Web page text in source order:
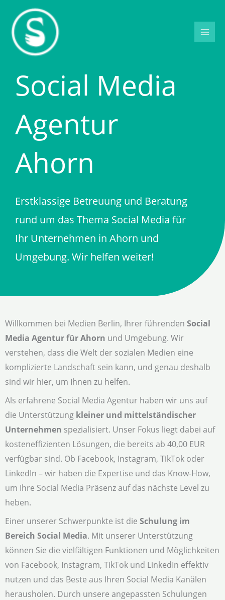
Inhalt
springen
Social Media
Agentur
Ahorn
Erstklassige Betreuung und Beratung
rund um das Thema Social Media für
Ihr Unternehmen in Ahorn und
Umgebung. Wir helfen weiter!
Willkommen bei Medien Berlin, Ihrer führenden Social
Media Agentur für Ahorn und Umgebung. Wir
verstehen, dass die Welt der sozialen Medien eine
komplizierte Landschaft sein kann, und genau deshalb
sind wir hier, um Ihnen zu helfen.
Als erfahrene Social Media Agentur haben wir uns auf
die Unterstützung kleiner und mittelständischer
Unternehmen spezialisiert. Unser Fokus liegt dabei auf
kosteneffizienten Lösungen, die bereits ab 40,00 EUR
verfügbar sind. Ob Facebook, Instagram, TikTok oder
LinkedIn – wir haben die Expertise und das Know-How,
um Ihre Social Media Präsenz auf das nächste Level zu
heben.
Einer unserer Schwerpunkte ist die Schulung im
Bereich Social Media. Mit unserer Unterstützung
können Sie die vielfältigen Funktionen und Möglichkeiten
von Facebook, Instagram, TikTok und LinkedIn effektiv
nutzen und das Beste aus Ihren Social Media Kanälen
herausholen. Durch unsere angepassten Schulungen